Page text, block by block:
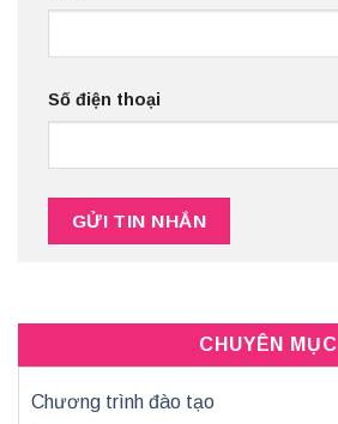
Số điện thoại
CHUYÊN MỤC
Chương trình đào tạo